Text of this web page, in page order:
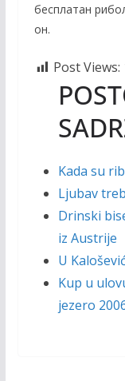
бесплатан
он.
Post Views:
Kada su
Ljubav
Drinski
iz Austrije
U
Kup u
jezero